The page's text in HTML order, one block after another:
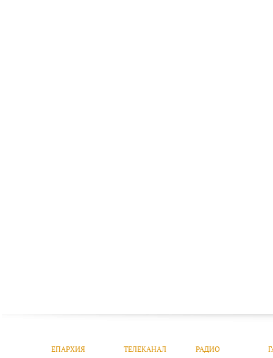
ЕПАРХИЯ
ТЕЛЕКАНАЛ
РАДИО